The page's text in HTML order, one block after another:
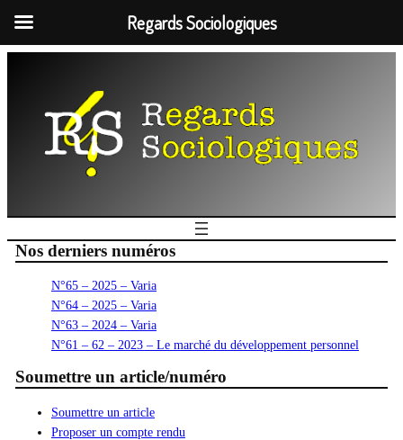
Nos derniers numéros
N°65 – 2025 – Varia
N°64 – 2025 – Varia
N°63 – 2024 – Varia
N°61 – 62 – 2023 – Le marché du développement personnel
Soumettre un article/numéro
Soumettre un article
Proposer un compte rendu
Regards Sociologiques